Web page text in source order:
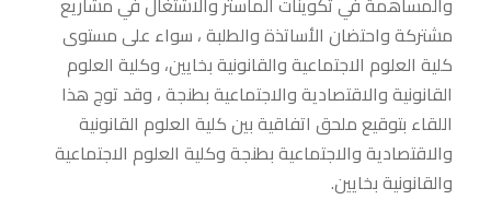
مشتركة واحتضان الأساتذة والطلبة ، سواء على مستوى
كلية العلوم الاجتماعية والقانونية بخايين، وكلية العلوم
القانونية والاقتصادية والاجتماعية بطنجة ، وقد توج هذا
اللقاء بتوقيع ملحق اتفاقية بين كلية العلوم القانونية
والاقتصادية والاجتماعية بطنجة وكلية العلوم الاجتماعية
والقانونية بخايين.